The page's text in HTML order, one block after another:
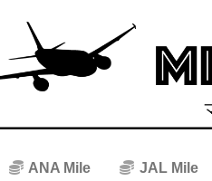
ANA Mile JAL Mile